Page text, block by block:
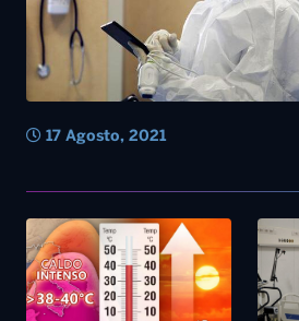
17 Agosto, 2021